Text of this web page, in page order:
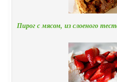
Пирог с мясом, из слоеного